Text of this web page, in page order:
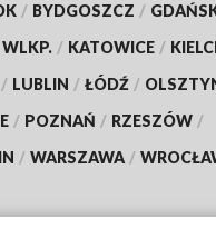
/ BYDGOSZCZ /
/ KATOWICE /
/ LUBLIN / ŁÓDŹ /
/ POZNAŃ / RZESZÓW /
/ WARSZAWA /